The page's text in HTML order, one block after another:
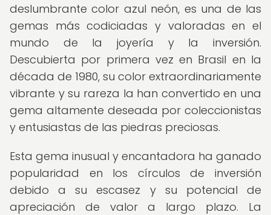
deslumbrante color azul neón, es una de las
gemas más codiciadas y valoradas en el
mundo de la joyería y la inversión.
Descubierta por primera vez en Brasil en la
década de 1980, su color extraordinariamente
vibrante y su rareza la han convertido en una
gema altamente deseada por coleccionistas
y entusiastas de las piedras preciosas.
Esta gema inusual y encantadora ha ganado
popularidad en los círculos de inversión
debido a su escasez y su potencial de
apreciación de valor a largo plazo. La